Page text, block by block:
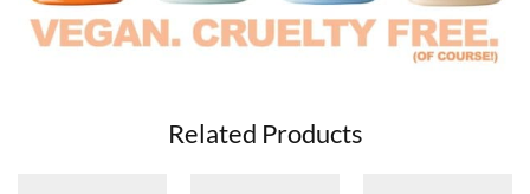
Related Products